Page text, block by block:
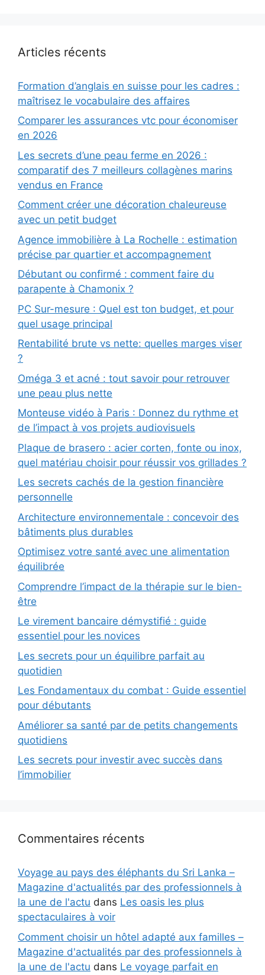
Articles récents
Formation d’anglais en suisse pour les cadres :
maîtrisez le vocabulaire des affaires
Comparer les assurances vtc pour économiser
en 2026
Les secrets d’une peau ferme en 2026 :
comparatif des 7 meilleurs collagènes marins
vendus en France
Comment créer une décoration chaleureuse
avec un petit budget
Agence immobilière à La Rochelle : estimation
précise par quartier et accompagnement
Débutant ou confirmé : comment faire du
parapente à Chamonix ?
PC Sur-mesure : Quel est ton budget, et pour
quel usage principal
Rentabilité brute vs nette: quelles marges viser
?
Oméga 3 et acné : tout savoir pour retrouver
une peau plus nette
Monteuse vidéo à Paris : Donnez du rythme et
de l’impact à vos projets audiovisuels
Plaque de brasero : acier corten, fonte ou inox,
quel matériau choisir pour réussir vos grillades ?
Les secrets cachés de la gestion financière
personnelle
Architecture environnementale : concevoir des
bâtiments plus durables
Optimisez votre santé avec une alimentation
équilibrée
Comprendre l’impact de la thérapie sur le bien-
être
Le virement bancaire démystifié : guide
essentiel pour les novices
Les secrets pour un équilibre parfait au
quotidien
Les Fondamentaux du combat : Guide essentiel
pour débutants
Améliorer sa santé par de petits changements
quotidiens
Les secrets pour investir avec succès dans
l’immobilier
Commentaires récents
Voyage au pays des éléphants du Sri Lanka –
Magazine d'actualités par des professionnels à
la une de l'actu dans Les oasis les plus
spectaculaires à voir
Comment choisir un hôtel adapté aux familles –
Magazine d'actualités par des professionnels à
la une de l'actu dans Le voyage parfait en